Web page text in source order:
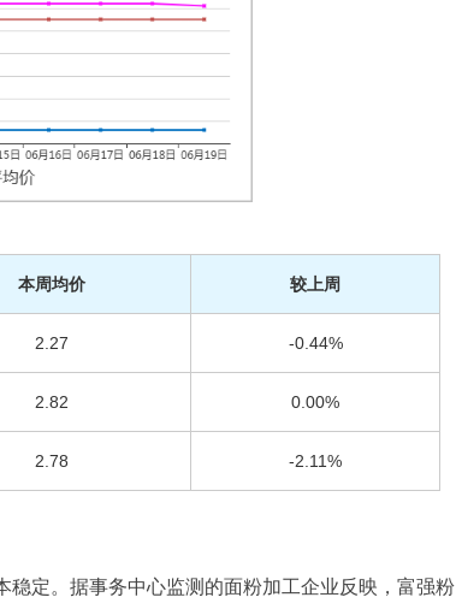
本周均价 较上周
2.27 -0.44%
2.82 0.00%
2.78 -2.11%
定。据事务中心监测的面粉加工企业反映，富强粉